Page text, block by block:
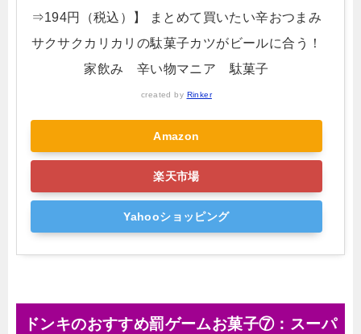
⇒194円（税込）】 まとめて買いたい辛おつまみ
サクサクカリカリの駄菓子カツがビールに合う！
家飲み 辛い物マニア 駄菓子
created by Rinker
Amazon
楽天市場
Yahooショッピング
ドンキのおすすめ罰ゲームお菓子⑦：スーパ